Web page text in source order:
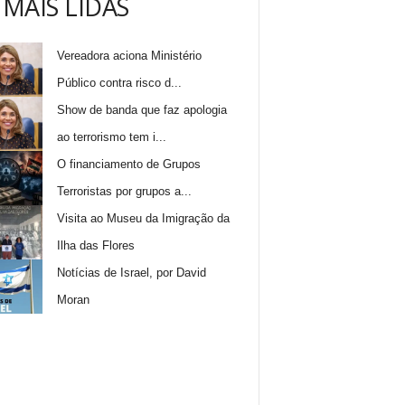
LIDAS
Vereadora aciona Ministério
Público contra risco d...
Show de banda que faz apologia
ao terrorismo tem i...
O financiamento de Grupos
Terroristas por grupos a...
Visita ao Museu da Imigração da
Ilha das Flores
Notícias de Israel, por David
Moran